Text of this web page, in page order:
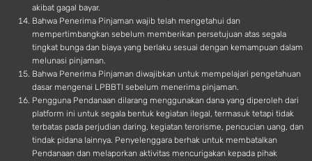
akibat gagal bayar.
Bahwa Penerima Pinjaman wajib telah mengetahui dan
mempertimbangkan sebelum memberikan persetujuan atas segala
tingkat bunga dan biaya yang berlaku sesuai dengan kemampuan dalam
melunasi pinjaman.
Bahwa Penerima Pinjaman diwajibkan untuk mempelajari pengetahuan
dasar mengenai LPBBTI sebelum menerima pinjaman.
Pengguna Pendanaan dilarang menggunakan dana yang diperoleh dari
platform ini untuk segala bentuk kegiatan ilegal, termasuk tetapi tidak
terbatas pada perjudian daring, kegiatan terorisme, pencucian uang, dan
tindak pidana lainnya. Penyelenggara berhak untuk membatalkan
Pendanaan dan melaporkan aktivitas mencurigakan kepada pihak